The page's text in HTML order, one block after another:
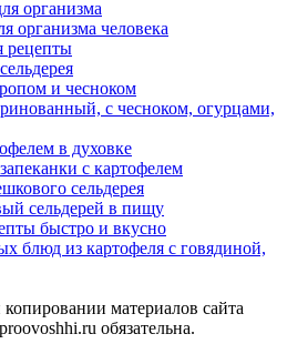
организма человека
с чесноком, огурцами,
с картофелем
сельдерей в пищу
блюд из картофеля с говядиной,
материалов сайта
обязательна.